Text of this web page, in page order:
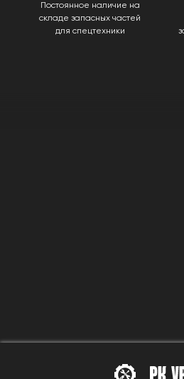
Постоянное наличие на
складе запасных частей
для спецтехники